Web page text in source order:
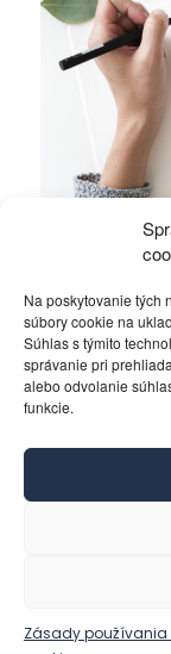
Na poskytovanie tých
súbory cookie na
Súhlas s týmito
správanie pri
alebo odvolanie
funkcie.
Zásady používania
Ficova vláda
Politika